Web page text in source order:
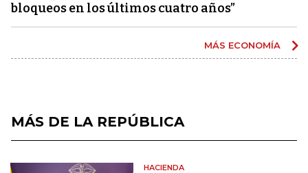
bloqueos en los últimos cuatro años”
MÁS ECONOMÍA
MÁS DE LA REPÚBLICA
HACIENDA